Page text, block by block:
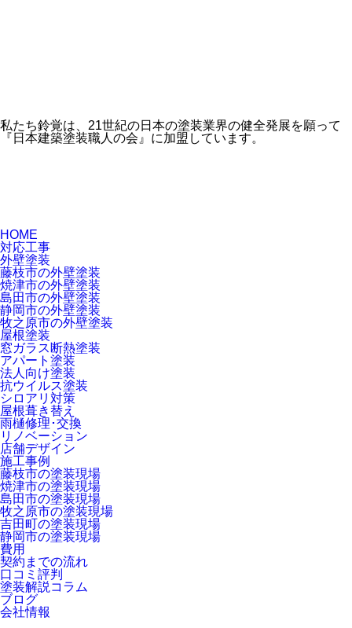
私たち鈴覚は、21世紀の日本の塗装業界の健全発展を願って
『日本建築塗装職人の会』に加盟しています。
HOME
対応工事
外壁塗装
藤枝市の外壁塗装
焼津市の外壁塗装
島田市の外壁塗装
静岡市の外壁塗装
牧之原市の外壁塗装
屋根塗装
窓ガラス断熱塗装
アパート塗装
法人向け塗装
抗ウイルス塗装
シロアリ対策
屋根葺き替え
雨樋修理･交換
リノベーション
店舗デザイン
施工事例
藤枝市の塗装現場
焼津市の塗装現場
島田市の塗装現場
牧之原市の塗装現場
吉田町の塗装現場
静岡市の塗装現場
費用
契約までの流れ
口コミ評判
塗装解説コラム
ブログ
会社情報